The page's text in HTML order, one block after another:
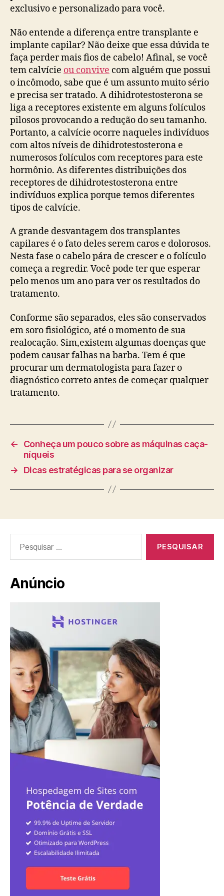
exclusivo e personalizado para você.
Não entende a diferença entre transplante e
implante capilar? Não deixe que essa dúvida te
faça perder mais fios de cabelo! Afinal, se você
tem calvície ou convive com alguém que possui
o incômodo, sabe que é um assunto muito sério
e precisa ser tratado. A dihidrotestosterona se
liga a receptores existente em alguns folículos
pilosos provocando a redução do seu tamanho.
Portanto, a calvície ocorre naqueles indivíduos
com altos níveis de dihidrotestosterona e
numerosos folículos com receptores para este
hormônio. As diferentes distribuições dos
receptores de dihidrotestosterona entre
indivíduos explica porque temos diferentes
tipos de calvície.
A grande desvantagem dos transplantes
capilares é o fato deles serem caros e dolorosos.
Nesta fase o cabelo pára de crescer e o folículo
começa a regredir. Você pode ter que esperar
pelo menos um ano para ver os resultados do
tratamento.
Conforme são separados, eles são conservados
em soro fisiológico, até o momento de sua
realocação. Sim,existem algumas doenças que
podem causar falhas na barba. Tem é que
procurar um dermatologista para fazer o
diagnóstico correto antes de começar qualquer
tratamento.
←
Conheça um pouco sobre as máquinas caça-
níqueis
→
Dicas estratégicas para se organizar
por:
Anúncio